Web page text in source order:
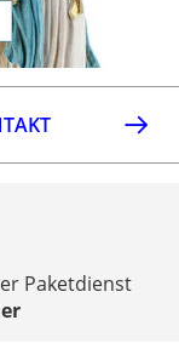
Paketdienst